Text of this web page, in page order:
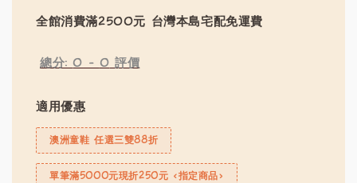
全館消費滿2500元 台灣本島宅配免運費
總分: 0 - 0 評價
適用優惠
澳洲童鞋 任選三雙88折
單筆滿5000元現折250元 <指定商品>